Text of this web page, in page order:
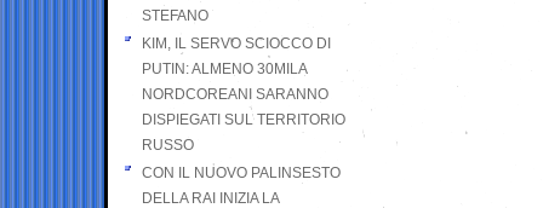
STEFANO
KIM, IL SERVO SCIOCCO DI
PUTIN: ALMENO 30MILA
NORDCOREANI SARANNO
DISPIEGATI SUL TERRITORIO
RUSSO
CON IL NUOVO PALINSESTO
DELLA RAI INIZIA LA